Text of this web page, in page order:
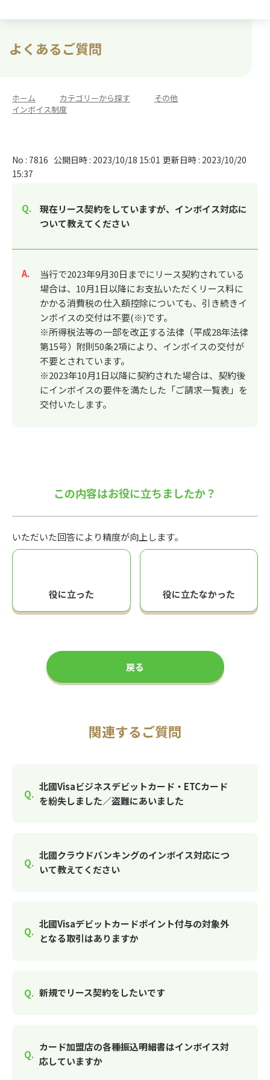
よくあるご質問
ホーム カテゴリーから探す その他
インボイス制度
No : 7816 公開日時 : 2023/10/18 15:01 更新日時 : 2023/10/20
15:37
現在リース契約をしていますが、インボイス対応に
ついて教えてください
回答
当行で2023年9月30日までにリース契約されている
場合は、10月1日以降にお支払いただくリース料に
かかる消費税の仕入額控除についても、引き続きイ
ンボイスの交付は不要(※)です。
※所得税法等の一部を改正する法律（平成28年法律
第15号）附則50条2項により、インボイスの交付が
不要とされています。
※2023年10月1日以降に契約された場合は、契約後
にインボイスの要件を満たした「ご請求一覧表」を
交付いたします。
この内容はお役に立ちましたか？
いただいた回答により精度が向上します。
役に立った 役に立たなかった
戻る
関連するご質問
北國Visaビジネスデビットカード・ETCカード
を紛失しました／盗難にあいました
北國クラウドバンキングのインボイス対応につ
いて教えてください
北國Visaデビットカードポイント付与の対象外
となる取引はありますか
新規でリース契約をしたいです
カード加盟店の各種振込明細書はインボイス対
応していますか